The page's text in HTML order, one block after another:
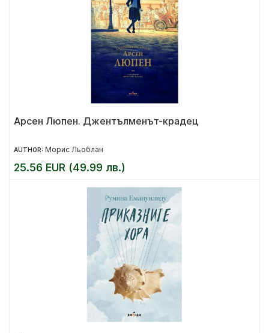
Арсен Люпен. Джентълменът-крадец
AUTHOR: Морис Льоблан
25.56 EUR (49.99 лв.)